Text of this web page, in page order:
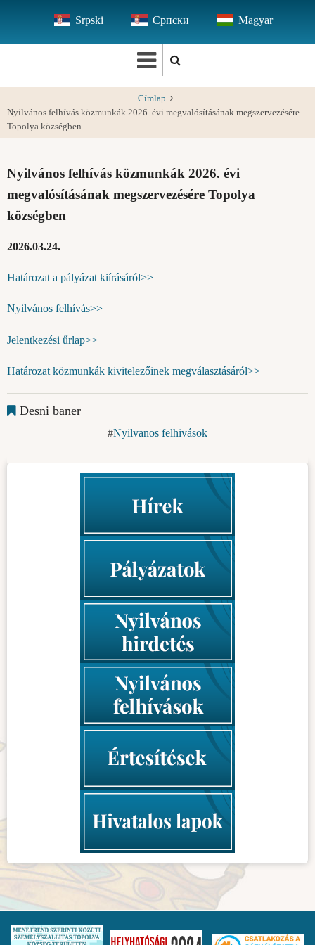
tartalomra
Srpski Српски Magyar
Címlap
Nyilvános felhívás közmunkák 2026. évi megvalósításának megszervezésére
Topolya községben
Nyilvános felhívás közmunkák 2026. évi
megvalósításának megszervezésére Topolya
községben
2026.03.24.
Határozat a pályázat kiírásáról>>
Nyilvános felhívás>>
Jelentkezési űrlap>>
Határozat közmunkák kivitelezőinek megválasztásáról>>
Desni baner
Nyilvanos felhivások